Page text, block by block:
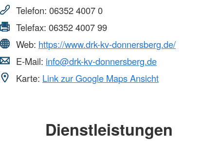
Telefon: 06352 4007 0
Telefax: 06352 4007 99
Web: https://www.drk-kv-donnersberg.de/
E-Mail: info@drk-kv-donnersberg.de
Karte: Link zur Google Maps Ansicht
Dienstleistungen